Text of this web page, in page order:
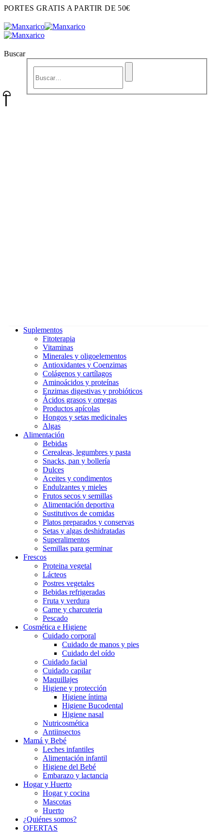
PORTES GRATIS A PARTIR DE 50€
Buscar
Suplementos
Fitoterapia
Vitaminas
Minerales y oligoelementos
Antioxidantes y Coenzimas
Colágenos y cartílagos
Aminoácidos y proteínas
Enzimas digestivas y probióticos
Ácidos grasos y omegas
Productos apícolas
Hongos y setas medicinales
Algas
Alimentación
Bebidas
Cerealeas, legumbres y pasta
Snacks, pan y bollería
Dulces
Aceites y condimentos
Endulzantes y mieles
Frutos secos y semillas
Alimentación deportiva
Sustitutivos de comidas
Platos preparados y conservas
Setas y algas deshidratadas
Superalimentos
Semillas para germinar
Frescos
Proteina vegetal
Lácteos
Postres vegetales
Bebidas refrigeradas
Fruta y verdura
Carne y charcuteria
Pescado
Cosmética e Higiene
Cuidado corporal
Cuidado de manos y pies
Cuidado del oído
Cuidado facial
Cuidado capilar
Maquillajes
Higiene y protección
Higiene íntima
Higiene Bucodental
Higiene nasal
Nutricosmética
Antiinsectos
Mamá y Bebé
Leches infantiles
Alimentación infantil
Higiene del Bebé
Embarazo y lactancia
Hogar y Huerto
Hogar y cocina
Mascotas
Huerto
¿Quiénes somos?
OFERTAS